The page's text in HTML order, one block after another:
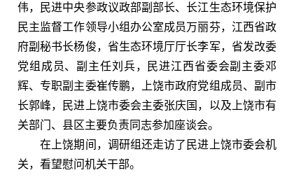
伟，民进中央参政议政部副部长、长江生态环境保护
民主监督工作领导小组办公室成员万丽芬，江西省政
府副秘书长杨俊，省生态环境厅厅长李军，省发改委
党组成员、副主任刘兵，民进江西省委会副主委邓
辉、专职副主委崔传鹏，上饶市政府党组成员、副市
长郭峰，民进上饶市委会主委张庆国，以及上饶市有
关部门、县区主要负责同志参加座谈会。
在上饶期间，调研组还走访了民进上饶市委会机
关，看望慰问机关干部。